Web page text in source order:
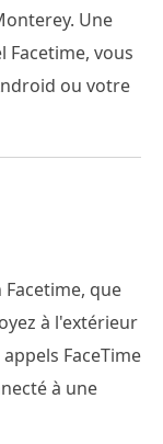
Une
Facetime, vous
ou votre
que
à l'extérieur
FaceTime
à une